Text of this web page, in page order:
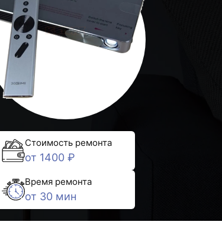
Стоимость ремонта
от 1400 ₽
Время ремонта
от 30 мин